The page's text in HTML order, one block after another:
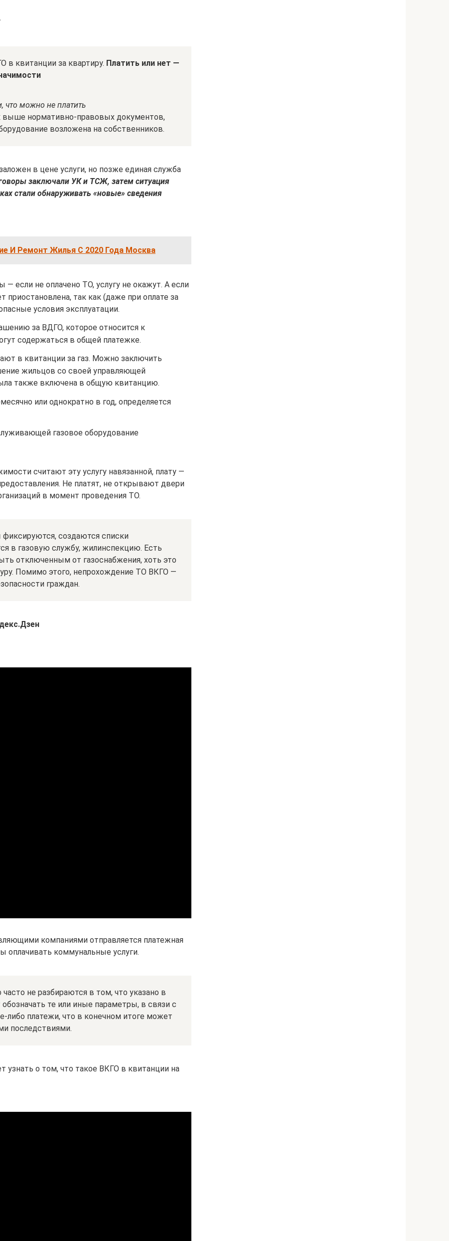
в квитанции за квартиру. Платить или нет —
что можно не платить
выше нормативно-правовых документов,
возложена на собственников.
в цене услуги, но позже единая служба
заключали УК и ТСЖ, затем ситуация
стали обнаруживать «новые» сведения
И Ремонт Жилья С 2020 Года Москва
если не оплачено ТО, услугу не окажут. А если
приостановлена, так как (даже при оплате за
условия эксплуатации.
за ВДГО, которое относится к
содержаться в общей платежке.
в квитанции за газ. Можно заключить
жильцов со своей управляющей
также включена в общую квитанцию.
или однократно в год, определяется
газовое оборудование
считают эту услугу навязанной, плату —
Не платят, не открывают двери
в момент проведения ТО.
создаются списки
в газовую службу, жилинспекцию. Есть
отключенным от газоснабжения, хоть это
Помимо этого, непрохождение ТО ВКГО —
граждан.
компаниями отправляется платежная
оплачивать коммунальные услуги.
не разбираются в том, что указано в
те или иные параметры, в связи с
либо платежи, что в конечном итоге может
последствиями.
узнать о том, что такое ВКГО в квитанции на